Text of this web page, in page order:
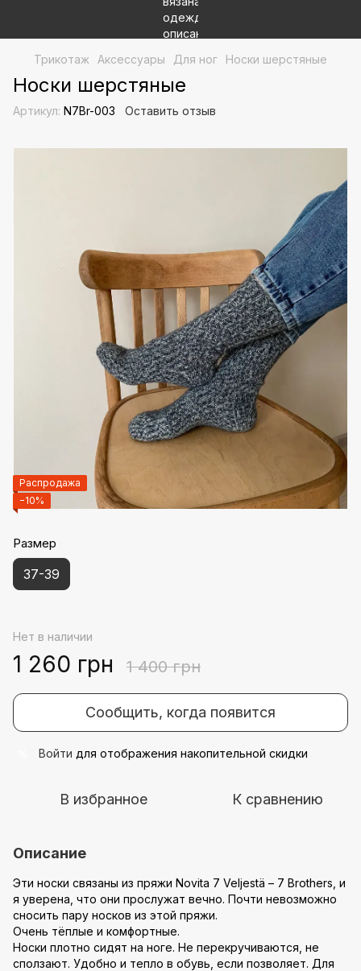
Трикотаж Аксессуары Для ног Носки шерстяные
Носки шерстяные
Артикул: N7Br-003 Оставить отзыв
Распродажа
−10%
Размер
37-39
Нет в наличии
1 260 грн 1 400 грн
Сообщить, когда появится
Войти для отображения накопительной скидки
В избранное К сравнению
Описание
Эти носки связаны из пряжи Novita 7 Veljestä – 7 Brothers, и
я уверена, что они прослужат вечно. Почти невозможно
сносить пару носков из этой пряжи.
Очень тёплые и комфортные.
Носки плотно сидят на ноге. Не перекручиваются, не
сползают. Удобно и тепло в обувь, если позволяет. Для